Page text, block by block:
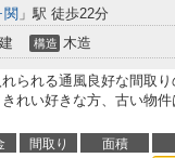
関 」駅 徒歩22分
構造 木造
られる通風良好な間取
れい好きな方、古い物
間取り 面積